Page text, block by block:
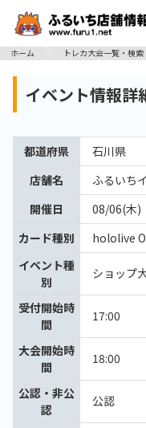
ホーム
トレカ大会一覧・検索
イベント情報詳
都道府県
石川県
店舗名
ふるいち
開催日
08/06(木)
カード種別
hololive
イベント種
別
ショップ
受付開始時
間
17:00
大会開始時
間
18:00
公認・非公
認
公認